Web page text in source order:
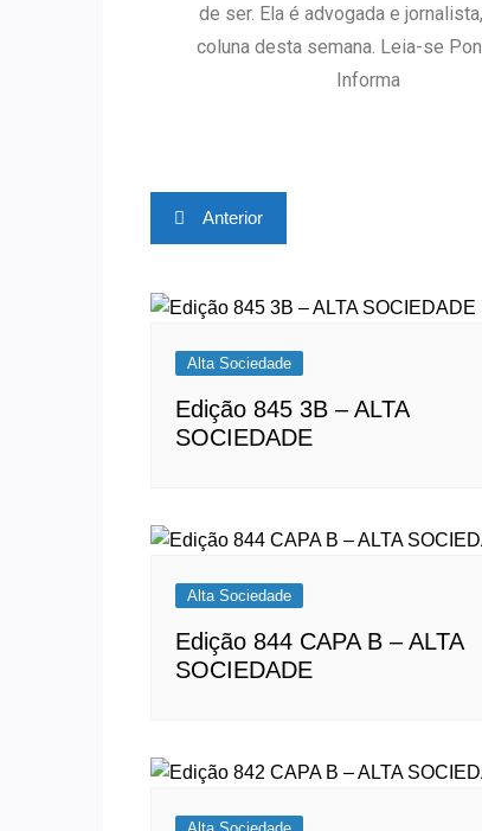
de ser. Ela é advogada e
coluna desta semana. Leia-se
Informa
Anterior
Alta Sociedade
Edição 845 3B – ALTA
SOCIEDADE
Alta Sociedade
Edição 844 CAPA B – ALTA
SOCIEDADE